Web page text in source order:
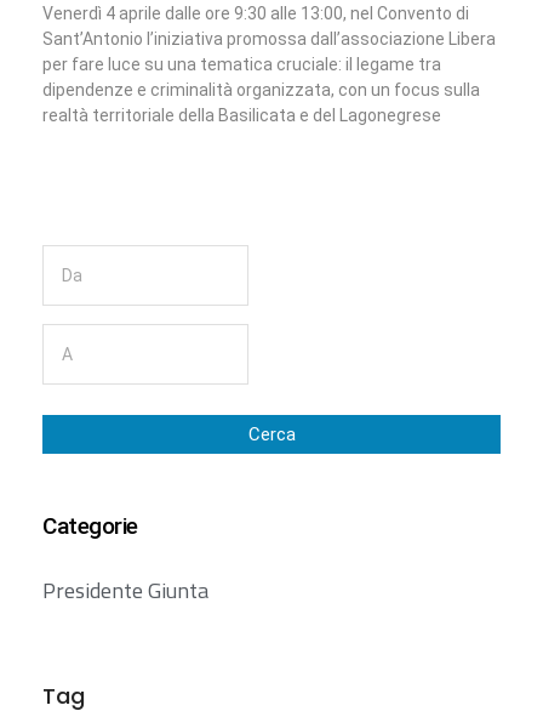
Venerdì 4 aprile dalle ore 9:30 alle 13:00, nel Convento di
Sant’Antonio l’iniziativa promossa dall’associazione Libera
per fare luce su una tematica cruciale: il legame tra
dipendenze e criminalità organizzata, con un focus sulla
realtà territoriale della Basilicata e del Lagonegrese
Cerca
Categorie
Presidente Giunta
Tag